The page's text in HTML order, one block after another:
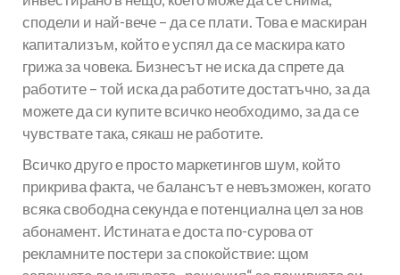
сподели и най-вече – да се плати. Това е маскиран
капитализъм, който е успял да се маскира като
грижа за човека. Бизнесът не иска да спрете да
работите – той иска да работите достатъчно, за да
можете да си купите всичко необходимо, за да се
чувствате така, сякаш не работите.
Всичко друго е просто маркетингов шум, който
прикрива факта, че балансът е невъзможен, когато
всяка свободна секунда е потенциална цел за нов
абонамент. Истината е доста по-сурова от
рекламните постери за спокойствие: щом